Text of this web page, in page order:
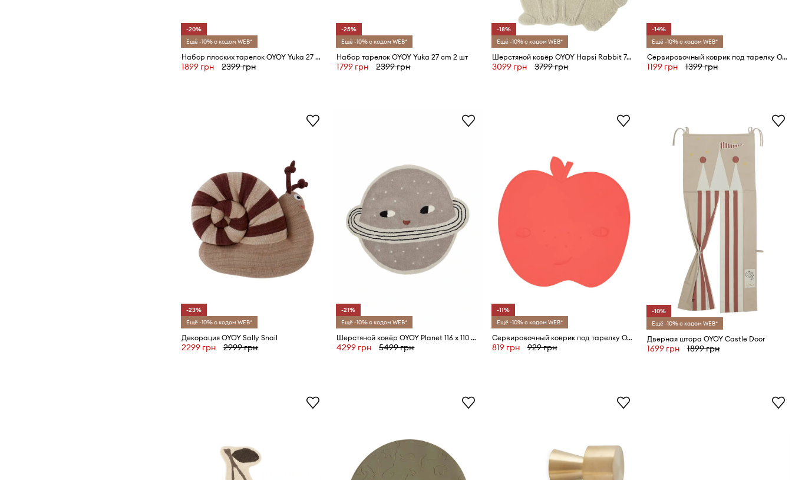
-20%
Ещё -10% с кодом WEB*
Набор плоских тарелок OYOY Yuka 27 cm 2 шт
1899 грн 2399 грн
-25%
Ещё -10% с кодом WEB*
Набор тарелок OYOY Yuka 27 cm 2 шт
1799 грн 2399 грн
-18%
Ещё -10% с кодом WEB*
Шерстяной ковёр OYOY Hapsi Rabbit 76 x 100 cm
3099 грн 3799 грн
-14%
Ещё -10% с кодом WEB*
Сервировочный коврик под тарелку OYOY Dotto 2 шт
1199 грн 1399 грн
-23%
Ещё -10% с кодом WEB*
Декорация OYOY Sally Snail
2299 грн 2999 грн
-21%
Ещё -10% с кодом WEB*
Шерстяной ковёр OYOY Planet 116 x 110 cm
4299 грн 5499 грн
-11%
Ещё -10% с кодом WEB*
Сервировочный коврик под тарелку OYOY Yummy Banana
819 грн 929 грн
-10%
Ещё -10% с кодом WEB*
Дверная штора OYOY Castle Door
1699 грн 1899 грн